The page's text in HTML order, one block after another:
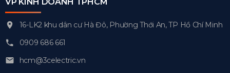
16-LK2 khu dân cư Hà Đô, Phường Thới An, TP Hồ Chí Minh
0909 686 661
hcm@3celectric.vn